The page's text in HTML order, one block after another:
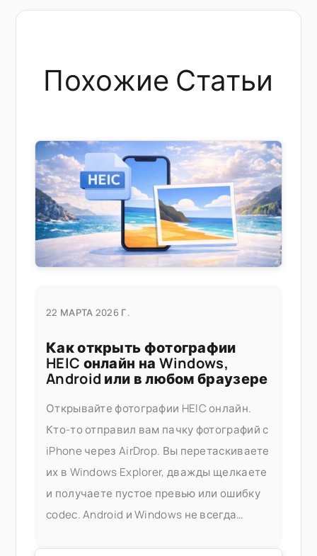
Похожие Статьи
22 МАРТА 2026 Г.
Как открыть фотографии
HEIC онлайн на Windows,
Android или в любом браузере
Открывайте фотографии HEIC онлайн.
Кто-то отправил вам пачку фотографий с
iPhone через AirDrop. Вы перетаскиваете
их в Windows Explorer, дважды щелкаете
и получаете пустое превью или ошибку
codec. Android и Windows не всегда